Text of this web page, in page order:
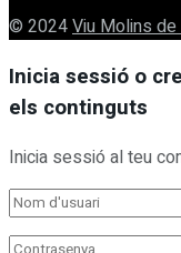
© 2024Viu Molins de
Inicia sessió o
els continguts
Inicia sessió al teu